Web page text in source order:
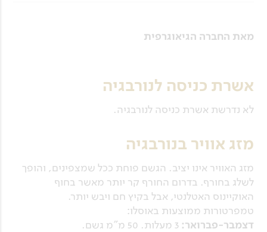
מאת החברה הגיאוגרפית
אשרת כניסה לנורבגיה
לא נדרשת אשרת כניסה לנורבגיה.
מזג אוויר בנורבגיה
מזג האוויר אינו יציב. הגשם פוחת ככל שמצפינים, והופך
לשלג בחורף. בדרום החורף קר יותר מאשר בחוף
האוקיינוס האטלנטי, אבל בקיץ חם ויבש יותר.
טמפרטורות ממוצעות באוסלו:
דצמבר-פברואר: